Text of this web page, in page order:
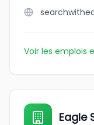
Voir les emplois
Eagle